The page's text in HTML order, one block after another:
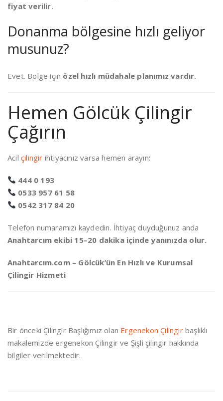
fiyat verilir.
Donanma bölgesine hızlı geliyor
musunuz?
Evet. Bölge için özel hızlı müdahale planımız vardır.
Hemen Gölcük Çilingir
Çağırın
Acil çilingir ihtiyacınız varsa hemen arayın:
444 0 193
0533 957 61 58
0542 317 84 20
Telefon numaramızı kaydedin. İhtiyaç duyduğunuz anda
Anahtarcım ekibi 15–20 dakika içinde yanınızda olur.
Anahtarcım.com – Gölcük’ün En Hızlı ve Kurumsal
Çilingir Hizmeti
Bir önceki Çilingir Başlığımız olan Ergenekon Çilingirbaşlıklı
makalemizde ergenekon Çilingir ve Şişli çilingir hakkında
bilgiler verilmektedir.